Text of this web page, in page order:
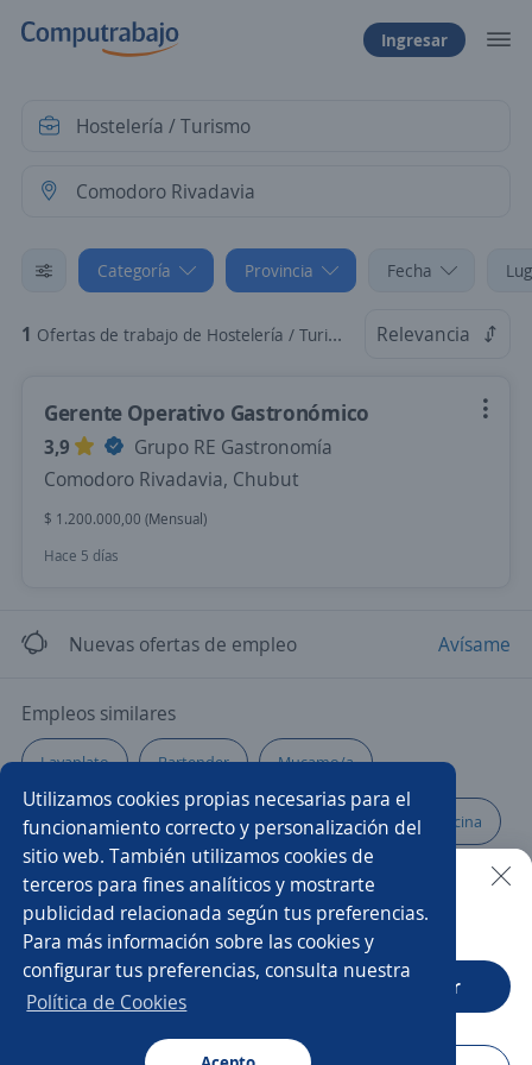
Utilizamos cookies propias necesarias para el
funcionamiento correcto y personalización del
sitio web. También utilizamos cookies de
terceros para fines analíticos y mostrarte
publicidad relacionada según tus preferencias.
Para más información sobre las cookies y
configurar tus preferencias, consulta nuestra
Política de Cookies
Ingresar
Categoría Provincia Fecha
1 Ofertas de trabajo de Hostelería / Turismo en Comodoro Rivadavia, Chubut Relevancia
Gerente Operativo Gastronómico
3,9
Grupo RE Gastronomía
Comodoro Rivadavia, Chubut
$ 1.200.000,00 (Mensual)
Hace 5 días
Nuevas ofertas de empleo Avísame
Empleos similares
Lavaplato Bartender Mucamo/a
Ayudante de cocina Camarero/a Auxiliar de cocina
Camareros/as Recepcionista hotel
Parrillero/a Peón de cocina Recepcionista
Gerente de local
Encargado/a de cocina
Buscar es más fácil en la app
CT App Abrir